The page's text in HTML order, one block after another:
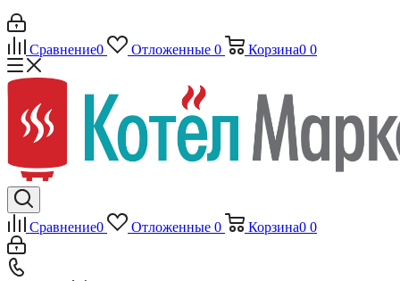
Сравнение0 Отложенные 0 Корзина0 0
Сравнение0 Отложенные 0 Корзина0 0